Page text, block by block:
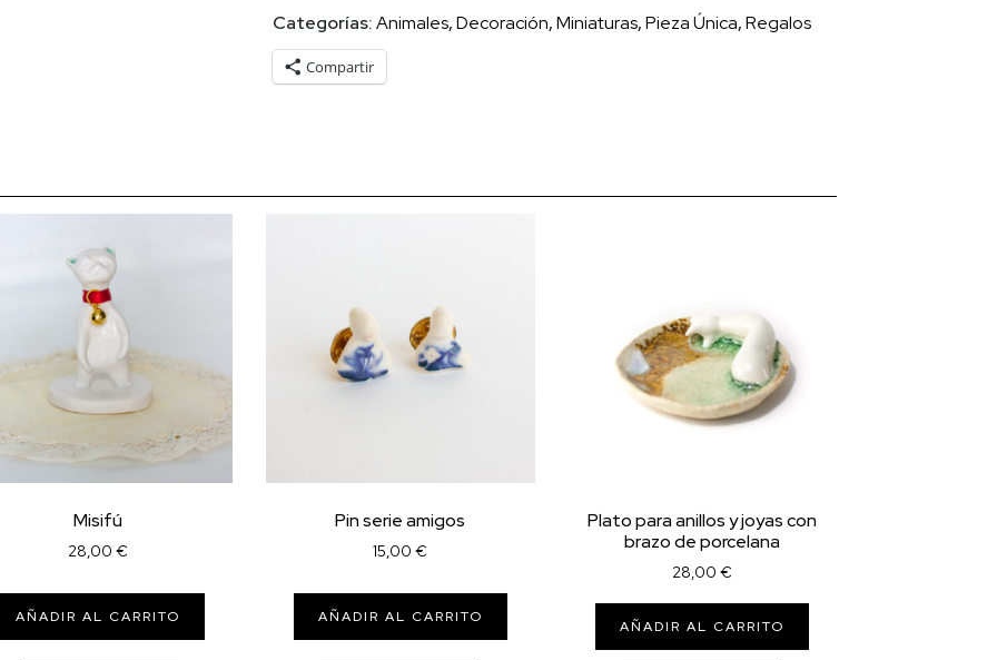
cantidad
Categorías:Animales,Decoración,Miniaturas,Pieza Única,Regalos
Compartir
Misifú
28,00€
AÑADIR AL CARRITO
Pin serie amigos
15,00€
AÑADIR AL CARRITO
Plato para anillos y joyas con
brazo de porcelana
28,00€
AÑADIR AL CARRITO